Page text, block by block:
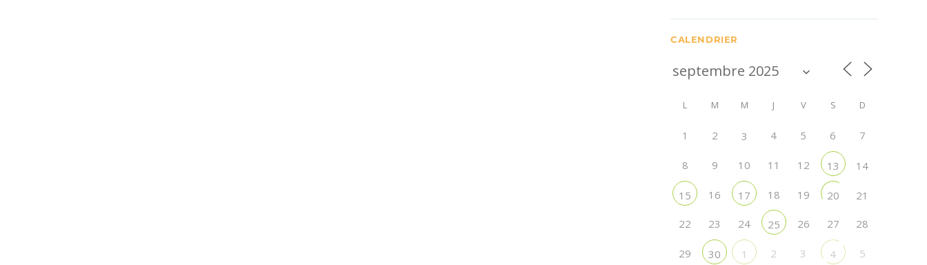
CALENDRIER
L M M J V S D
1 2 3 4 5 6 7
8 9 10 11 12 13 14
15 16 17 18 19 20 21
22 23 24 25 26 27 28
29 30 1 2 3 4 5